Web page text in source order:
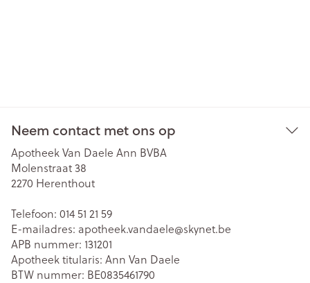
Neem contact met ons op
Apotheek Van Daele Ann BVBA
Molenstraat 38
2270 Herenthout
Telefoon: 014 51 21 59
E-mailadres: apotheek.vandaele@skynet.be
APB nummer: 131201
Apotheek titularis: Ann Van Daele
BTW nummer: BE0835461790